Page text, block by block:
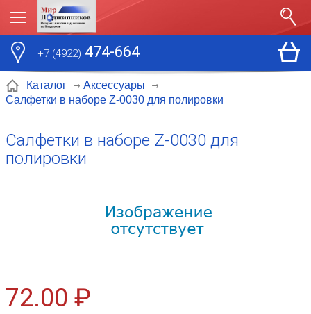
+7 (4922) 474-664
Каталог
Аксессуары
Салфетки в наборе Z-0030 для полировки
Салфетки в наборе Z-0030 для
полировки
72.00 ₽